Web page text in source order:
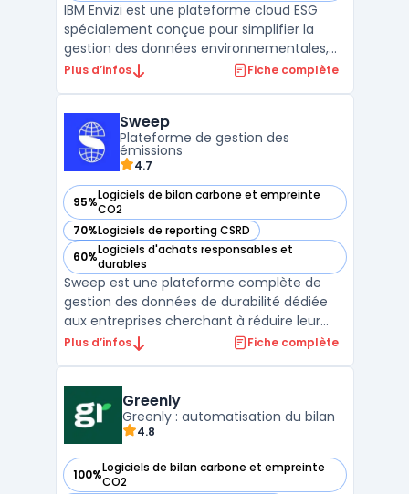
IBM Envizi est une plateforme cloud ESG
spécialement conçue pour simplifier la
gestion des données environnementales,
sociales et de gouvernance (ESG). Avec
Envizi automatise la collecte de plus de 500
types de données, ...
Plus d’infos Fiche complète
Sweep
Plateforme de gestion des
émissions
4.7
95%Logiciels de bilan carbone et empreinte
CO2
— voir Sweep dans cette catégorie
70%Logiciels de reporting CSRD
— voir Sweep dans cette catégorie
60%Logiciels d'achats responsables et
durables
— voir Sweep dans cette catégorie
Sweep est une plateforme complète de
gestion des données de durabilité dédiée
aux entreprises cherchant à réduire leur
empreinte carbone tout en se conformant
émissions carbone, couvrant à la fois les
émissions dire ...
Plus d’infos Fiche complète
Greenly
Greenly : automatisation du bilan
4.8
100%Logiciels de bilan carbone et empreinte
CO2
— voir Greenly dans cette catégorie